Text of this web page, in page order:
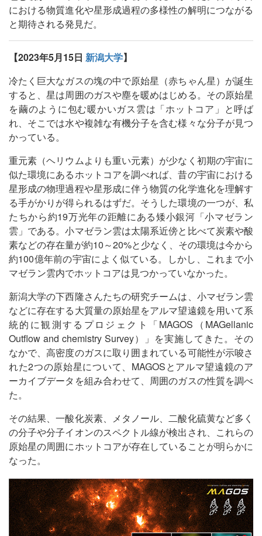
における物質進化や星形成過程の多様性の解明につながる
と期待される発見だ。
【2023年5月15日 新潟大学】
冷たく巨大なガスの塊の中で原始星（赤ちゃん星）が誕生
すると、星は周囲のガスや塵を暖めはじめる。その原始星
を繭のように包む暖かいガス雲は「ホットコア」と呼ば
れ、そこでは水や複雑な有機分子を含む様々な分子が見つ
かっている。
重元素（ヘリウムよりも重い元素）が少なく初期の宇宙に
似た環境にあるホットコアを調べれば、昔の宇宙における
星形成の物理過程や星形成に伴う物質の化学進化を理解す
る手がかりが得られるはずだ。そうした環境の一つが、私
たちから約19万光年の距離にある矮小銀河「小マゼラン
雲」である。小マゼラン雲は太陽系近傍と比べて炭素や酸
素などの存在量が約10～20%と少なく、その環境は今から
約100億年前の宇宙によく似ている。しかし、これまで小
マゼラン雲内でホットコアは見つかっていなかった。
新潟大学の下西隆さんたちの研究チームは、小マゼラン雲
などに存在する大質量の原始星をアルマ望遠鏡を用いて系
統的に観測するプロジェクト「MAGOS（MAGellanic
Outflow and chemistry Survey）」を実施してきた。その
なかで、高密度のガスに取り囲まれている可能性が示唆さ
れた2つの原始星について、MAGOSとアルマ望遠鏡のア
ーカイブデータを組み合わせて、周囲のガスの性質を調べ
た。
その結果、一酸化炭素、メタノール、二酸化硫黄など多く
の分子や分子イオンのスペクトル線が検出され、これらの
原始星の周囲にホットコアが存在していることが明らかに
なった。